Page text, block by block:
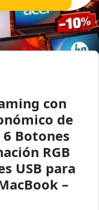
con
de
Botones
RGB
USB para
–